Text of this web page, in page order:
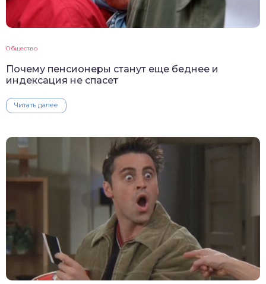
Общество
Почему пенсионеры станут еще беднее и
индексация не спасет
Читать далее